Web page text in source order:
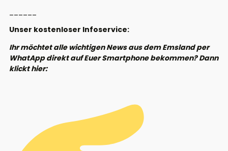
Unser kostenloser Infoservice:
Ihr möchtet alle wichtigen News aus dem Emsland per
WhatApp direkt auf Euer Smartphone bekommen? Dann
klickt hier: